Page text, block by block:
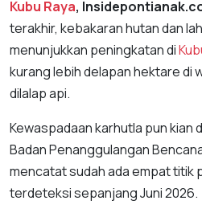
Kubu Raya,
terakhir, kebakaran hutan dan
menunjukkan peningkatan di
kurang lebih delapan hektare di
dilalap api.
Kewaspadaan karhutla pun kian
Badan Penanggulangan
mencatat sudah ada empat
terdeteksi sepanjang Juni 2026.